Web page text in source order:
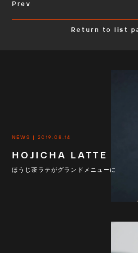
Prev
Return to list
NEWS 2019.08.14
HOJICHA LATTE
ほうじ茶ラテがグランドメニューに